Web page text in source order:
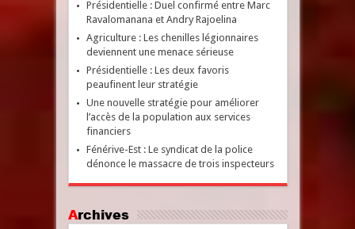
Présidentielle : Duel confirmé entre Marc
Ravalomanana et Andry Rajoelina
Agriculture : Les chenilles légionnaires
deviennent une menace sérieuse
Présidentielle : Les deux favoris
peaufinent leur stratégie
Une nouvelle stratégie pour améliorer
l’accès de la population aux services
financiers
Fénérive-Est : Le syndicat de la police
dénonce le massacre de trois inspecteurs
Archives